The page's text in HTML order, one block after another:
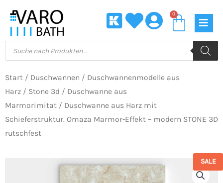
Inhalt
springen
0
Products
search
Start / Duschwannen / Duschwannenmodelle aus
Harz / Stone 3d / Duschwanne aus
Marmorimitat / Duschwanne aus Harz mit
Schieferstruktur. Omaza Marmor-Effekt – modern STONE 3D
rutschfest
SALE